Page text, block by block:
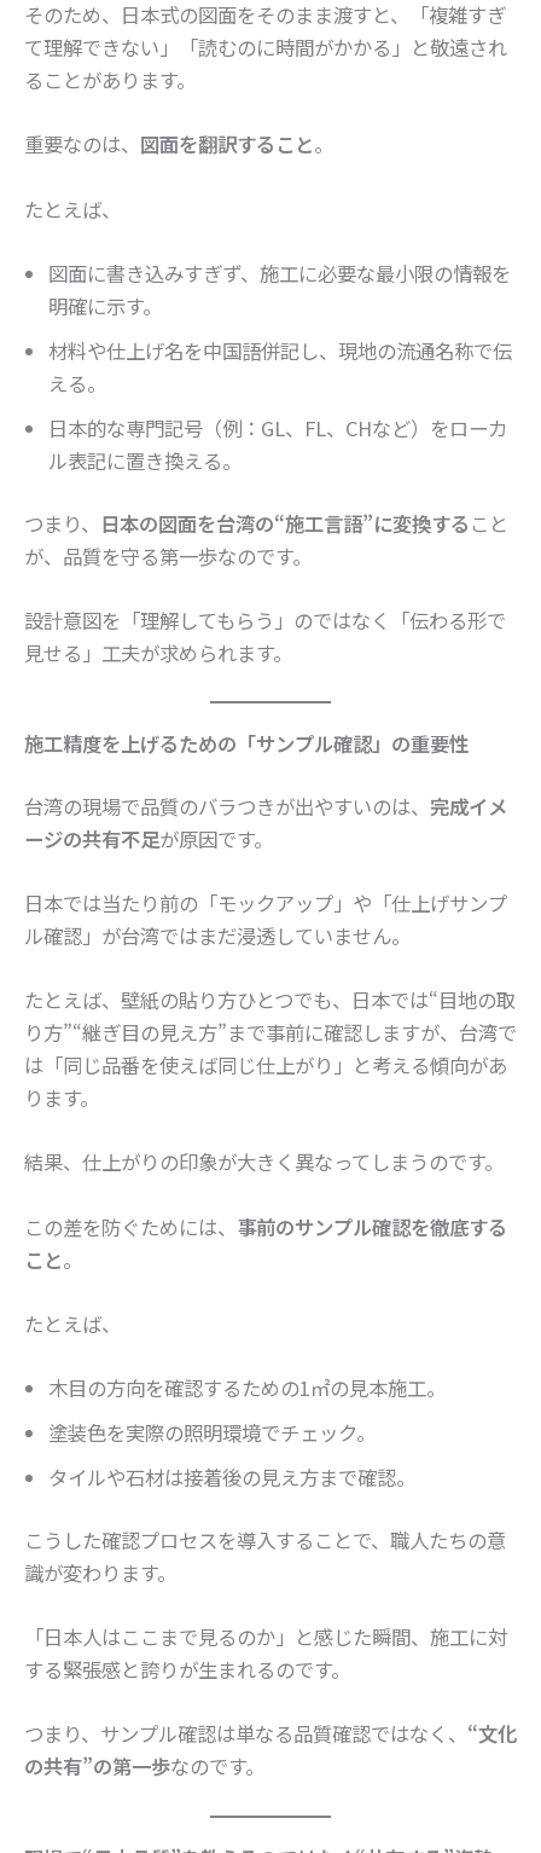
そのため、日本式の図面をそのまま渡すと、「複雑すぎ
て理解できない」「読むのに時間がかかる」と敬遠され
ることがあります。
重要なのは、 図面を翻訳すること。
たとえば、
図面に書き込みすぎず、施工に必要な最小限の情報を
明確に示す。
材料や仕上げ名を中国語併記し、現地の流通名称で伝
える。
日本的な専門記号（例：GL、FL、CHなど）をローカ
ル表記に置き換える。
つまり、 日本の図面を台湾の“施工言語”に変換する こと
が、品質を守る第一歩なのです。
設計意図を「理解してもらう」のではなく「伝わる形で
見せる」工夫が求められます。
施工精度を上げるための「サンプル確認」の重要性
台湾の現場で品質のバラつきが出やすいのは、 完成イメ
ージの共有不足が原因です。
日本では当たり前の「モックアップ」や「仕上げサンプ
ル確認」が台湾ではまだ浸透していません。
たとえば、壁紙の貼り方ひとつでも、日本では“目地の取
り方”“継ぎ目の見え方”まで事前に確認しますが、台湾で
は「同じ品番を使えば同じ仕上がり」と考える傾向があ
ります。
結果、仕上がりの印象が大きく異なってしまうのです。
この差を防ぐためには、 事前のサンプル確認を徹底する
こと。
たとえば、
木目の方向を確認するための1㎡の見本施工。
塗装色を実際の照明環境でチェック。
タイルや石材は接着後の見え方まで確認。
こうした確認プロセスを導入することで、職人たちの意
識が変わります。
「日本人はここまで見るのか」と感じた瞬間、施工に対
する緊張感と誇りが生まれるのです。
つまり、サンプル確認は単なる品質確認ではなく、 “文化
の共有”の第一歩なのです。